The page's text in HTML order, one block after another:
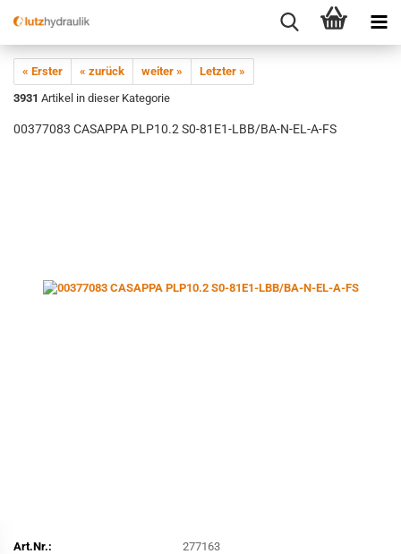
« Erster « zurück weiter »
Letzter »
3931 Artikel in dieser Kategorie
00377083 CASAPPA PLP10.2 S0-81E1-LBB/BA-N-EL-A-FS
Art.Nr.:
277163